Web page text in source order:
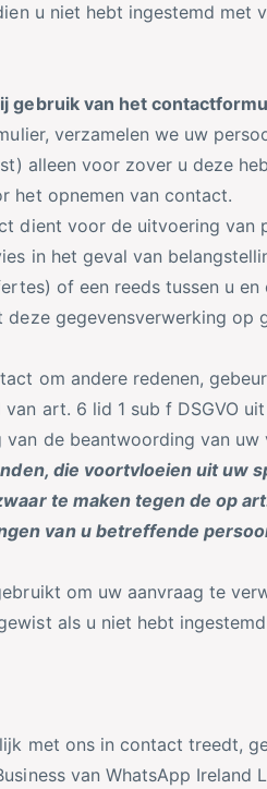
u niet hebt ingestemd met
gebruik van het
verzamelen we uw
alleen voor zover u deze
het opnemen van contact.
dient voor de uitvoering van
in het geval van
of een reeds tussen u en
gegevensverwerking op
om andere redenen,
art. 6 lid 1 sub f DSGVO
van de beantwoording van
die voortvloeien uit uw
te maken tegen de op
van u betreffende
om uw aanvraag te
als u niet hebt
met ons in contact treedt,
van WhatsApp Ireland